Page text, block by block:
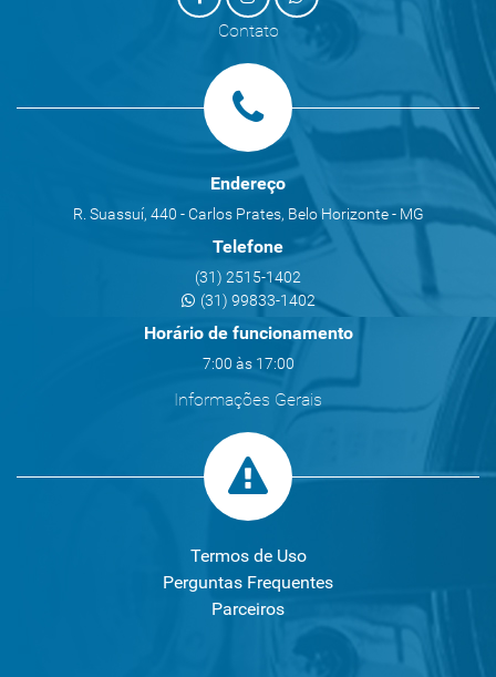
Contato
Endereço
R. Suassuí, 440 - Carlos Prates, Belo Horizonte - MG
Telefone
(31) 2515-1402
(31) 99833-1402
Horário de funcionamento
7:00 às 17:00
Informações Gerais
Termos de Uso
Perguntas Frequentes
Parceiros